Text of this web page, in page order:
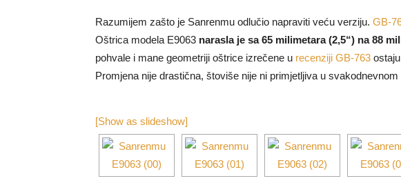
Razumijem zašto je Sanrenmu odlučio napraviti veću verziju. GB-
Oštrica modela E9063 narasla je sa 65 milimetara (2,5“) na 88
pohvale i mane geometriji oštrice izrečene u recenziji GB-763
Promjena nije drastična, štoviše nije ni primjetljiva u
[Show as slideshow]